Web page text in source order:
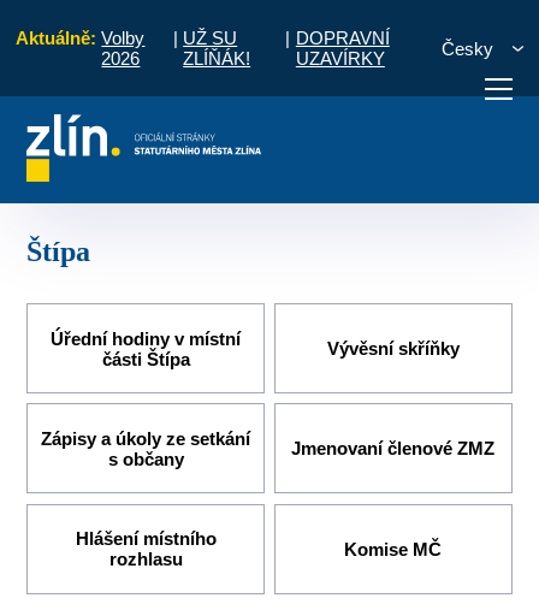
Aktuálně: Volby
2026
| UŽ SU
ZLÍŇÁK!
| DOPRAVNÍ
UZAVÍRKY
Česky
vyřídit
Štípa
Úřední hodiny v místní
části Štípa
Vývěsní skříňky
Zápisy a úkoly ze setkání
s občany
Jmenovaní členové ZMZ
Hlášení místního
rozhlasu
Komise MČ